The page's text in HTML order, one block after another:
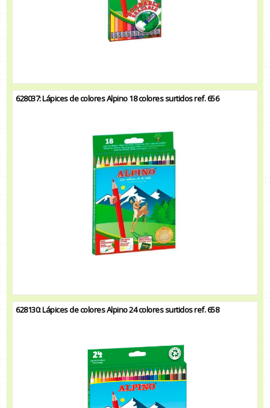
628037: Lápices de colores Alpino 18 colores surtidos ref. 656
628130: Lápices de colores Alpino 24 colores surtidos ref. 658